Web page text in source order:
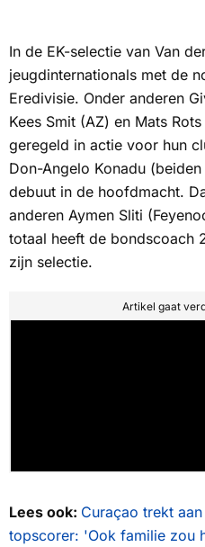
In de EK-selectie van Van
jeugdinternationals met de
Eredivisie. Onder anderen
Kees Smit (AZ) en Mats
geregeld in actie voor hun
Don-Angelo Konadu
debuut in de hoofdmacht.
anderen Aymen Sliti
totaal heeft de bondscoach
zijn selectie.
Artikel gaat
Lees ook: Curaçao trekt
topscorer: 'Ook familie zou